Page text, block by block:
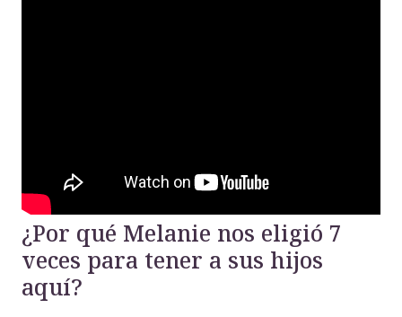
¿Por qué Melanie nos eligió 7
veces para tener a sus hijos
aquí?